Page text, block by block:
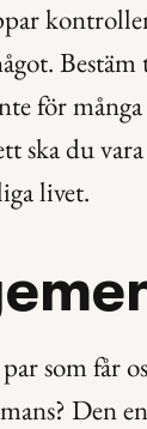
för
ska du
livet.
som får
Den